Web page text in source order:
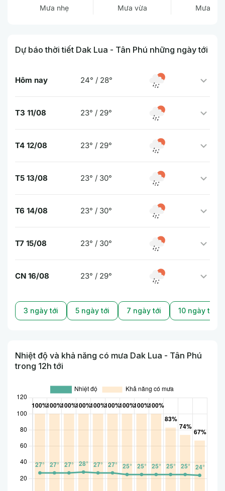
Mưa nhẹ Mưa vừa Mưa nhẹ
Dự báo thời tiết Dak Lua - Tân Phú những ngày tới
Hôm nay 24° / 28°
T3 11/08 23° / 29°
T4 12/08 23° / 29°
T5 13/08 23° / 30°
T6 14/08 23° / 30°
T7 15/08 23° / 30°
CN 16/08 23° / 29°
3 ngày tới 5 ngày tới 7 ngày tới 10 ngày tới
Nhiệt độ và khả năng có mưa Dak Lua - Tân Phú
trong 12h tới